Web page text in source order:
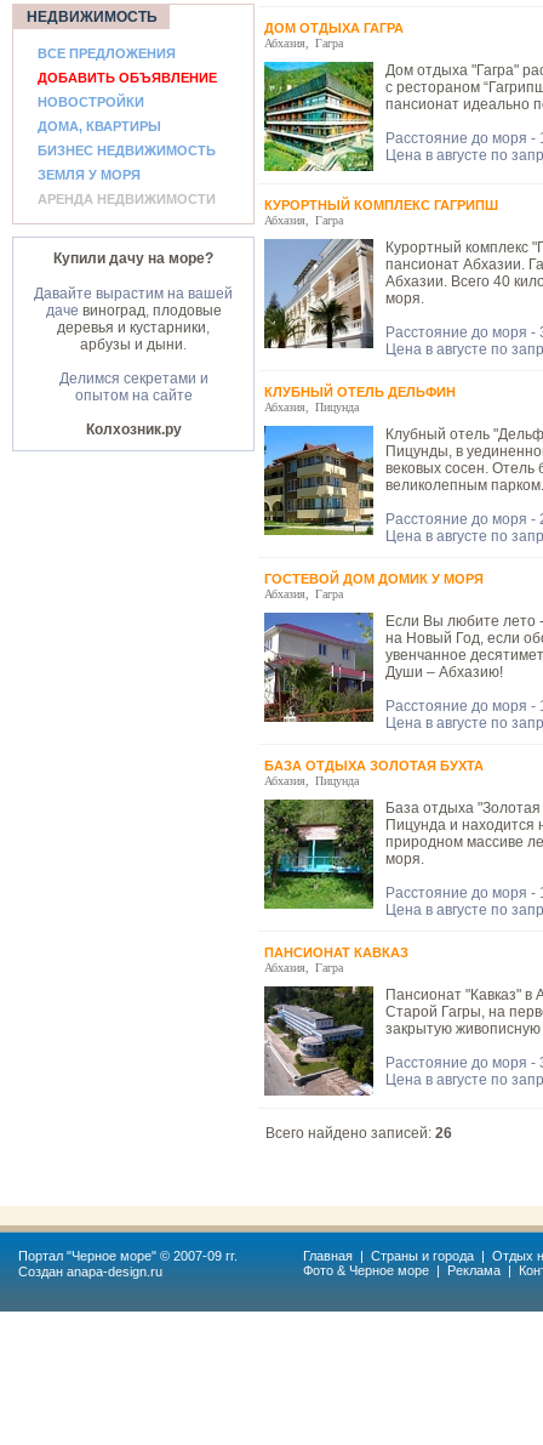
НЕДВИЖИМОСТЬ
ВСЕ ПРЕДЛОЖЕНИЯ
ДОБАВИТЬ ОБЪЯВЛЕНИЕ
НОВОСТРОЙКИ
ДОМА, КВАРТИРЫ
БИЗНЕС НЕДВИЖИМОСТЬ
ЗЕМЛЯ У МОРЯ
АРЕНДА НЕДВИЖИМОСТИ
Купили дачу на море?
Давайте вырастим на вашей
даче виноград, плодовые
деревья и кустарники,
арбузы и дыни.
Делимся секретами и
опытом на сайте
Колхозник.ру
ДОМ ОТДЫХА ГАГРА
Абхазия Гагра
Дом отдыха "Гагра"
с рестораном
пансионат идеально
Расстояние до моря -
Цена в августе по
КУРОРТНЫЙ КОМПЛЕКС ГАГРИПШ
Абхазия Гагра
Курортный комплекс
пансионат Абхазии.
Абхазии. Всего 40
моря.
Расстояние до моря -
Цена в августе по
КЛУБНЫЙ ОТЕЛЬ ДЕЛЬФИН
Абхазия Пицунда
Клубный отель
Пицунды, в
вековых сосен. Отель
великолепным парком.
Расстояние до моря -
Цена в августе по
ГОСТЕВОЙ ДОМ ДОМИК У МОРЯ
Абхазия Гагра
Если Вы любите лето
на Новый Год, если
увенчанное
Души – Абхазию!
Расстояние до моря -
Цена в августе по
БАЗА ОТДЫХА ЗОЛОТАЯ БУХТА
Абхазия Пицунда
База отдыха
Пицунда и находится
природном массиве
моря.
Расстояние до моря -
Цена в августе по
ПАНСИОНАТ КАВКАЗ
Абхазия Гагра
Пансионат "Кавказ" в
Старой Гагры, на
закрытую
Расстояние до моря -
Цена в августе по
Всего найдено записей: 26
Портал "Черное море" © 2007-09 гг.
Создан anapa-design.ru
Главная | Страны и города | Отдых
Фото & Черное море | Реклама |